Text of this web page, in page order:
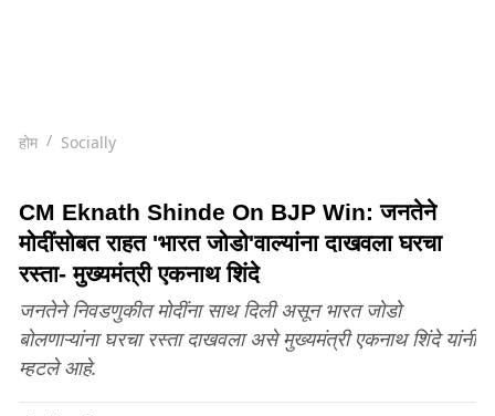
होम Socially
CM Eknath Shinde On BJP Win: जनतेने
मोदींसोबत राहत 'भारत जोडो'वाल्यांना दाखवला घरचा
रस्ता- मुख्यमंत्री एकनाथ शिंदे
जनतेने निवडणुकीत मोदींना साथ दिली असून भारत जोडो
बोलणाऱ्यांना घरचा रस्ता दाखवला असे मुख्यमंत्री एकनाथ शिंदे यांनी
म्हटले आहे.